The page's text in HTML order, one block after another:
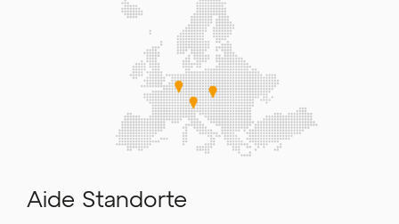
Aide Standorte